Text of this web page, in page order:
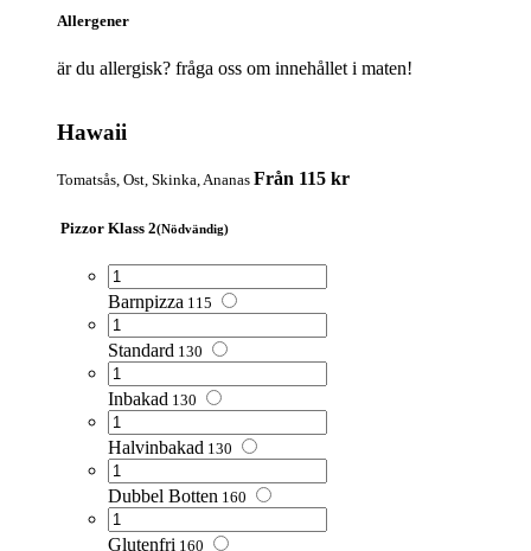
Allergener
är du allergisk? fråga oss om innehållet i maten!
Hawaii
Tomatsås, Ost, Skinka, Ananas Från 115 kr
Pizzor Klass 2(Nödvändig)
Barnpizza 115
Standard 130
Inbakad 130
Halvinbakad 130
Dubbel Botten 160
Glutenfri 160